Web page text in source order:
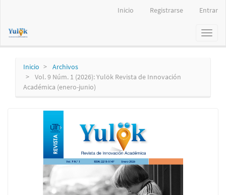
principal
Inicio Registrarse Entrar
Toggle
Inicio
Archivos
Vol. 9 Núm. 1 (2026): Yulök Revista de Innovación
Académica (enero-junio)